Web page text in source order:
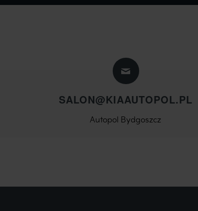
SALON@KIAAUTOPOL.PL
Autopol Bydgoszcz